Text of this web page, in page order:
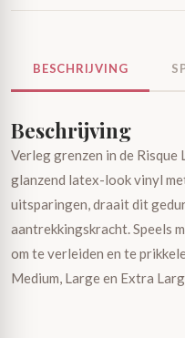
BESCHRIJVING
Beschrijving
Verleg grenzen in de Risque
glanzend latex-look vinyl
uitsparingen, draait dit
aantrekkingskracht. Speels
om te verleiden en te
Medium, Large en Extra